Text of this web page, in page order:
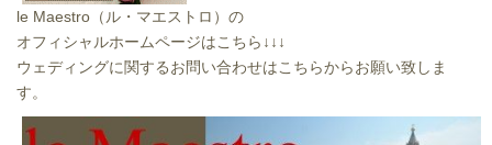
le Maestro（ル・マエストロ）の
オフィシャルホームページはこちら↓↓↓
ウェディングに関するお問い合わせはこちらからお願い致しま
す。